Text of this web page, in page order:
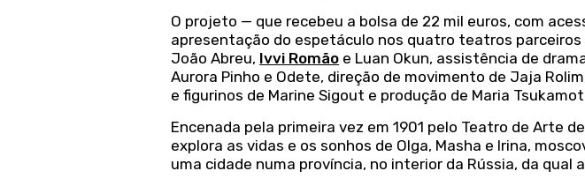
O projeto — que recebeu a bolsa de 22 mil euros, com
apresentação do espetáculo nos quatro teatros
João Abreu, Ivvi Romão e Luan Okun, assistência de
Aurora Pinho e Odete, direção de movimento de Jaja
e figurinos de Marine Sigout e produção de Maria
Encenada pela primeira vez em 1901 pelo Teatro de Arte
explora as vidas e os sonhos de Olga, Masha e Irina,
uma cidade numa província, no interior da Rússia, da qual